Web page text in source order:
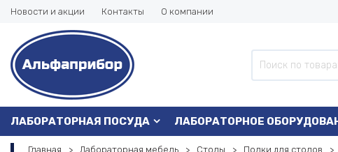
Новости и акции Контакты О компании
ЛАБОРАТОРНАЯ ПОСУДА ЛАБОРАТОРНОЕ
Главная Лабораторная мебель Столы Полки для столов